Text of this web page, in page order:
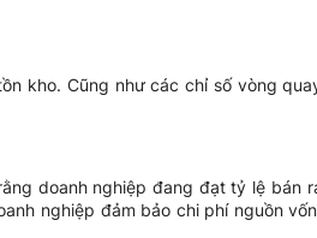
kho. Cũng như các chỉ số vòng
doanh nghiệp đang đạt tỷ lệ bán
nghiệp đảm bảo chi phí nguồn